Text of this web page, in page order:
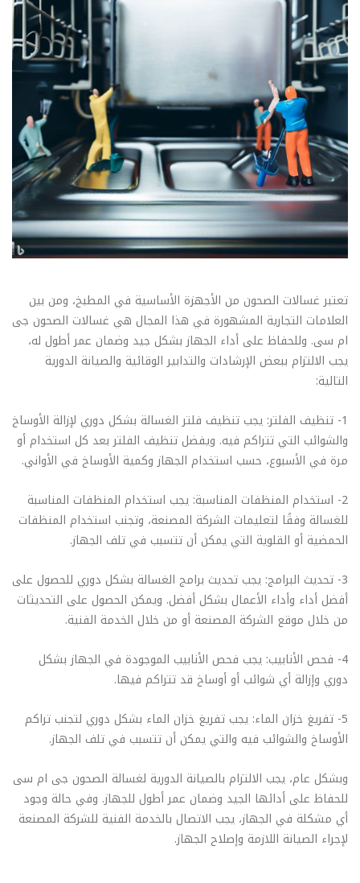
تعتبر غسالات الصحون من الأجهزة الأساسية في المطبخ، ومن بين
العلامات التجارية المشهورة في هذا المجال هي غسالات الصحون جى
ام سى. وللحفاظ على أداء الجهاز بشكل جيد وضمان عمر أطول له،
يجب الالتزام ببعض الإرشادات والتدابير الوقائية والصيانة الدورية
التالية:
1- تنظيف الفلتر: يجب تنظيف فلتر الغسالة بشكل دوري لإزالة الأوساخ
والشوائب التي تتراكم فيه. ويفضل تنظيف الفلتر بعد كل استخدام أو
مرة في الأسبوع، حسب استخدام الجهاز وكمية الأوساخ في الأواني.
2- استخدام المنظفات المناسبة: يجب استخدام المنظفات المناسبة
للغسالة وفقًا لتعليمات الشركة المصنعة، وتجنب استخدام المنظفات
الحمضية أو القلوية التي يمكن أن تتسبب في تلف الجهاز.
3- تحديث البرامج: يجب تحديث برامج الغسالة بشكل دوري للحصول على
أفضل أداء وأداء الأعمال بشكل أفضل. ويمكن الحصول على التحديثات
من خلال موقع الشركة المصنعة أو من خلال الخدمة الفنية.
4- فحص الأنابيب: يجب فحص الأنابيب الموجودة في الجهاز بشكل
دوري وإزالة أي شوائب أو أوساخ قد تتراكم فيها.
5- تفريغ خزان الماء: يجب تفريغ خزان الماء بشكل دوري لتجنب تراكم
الأوساخ والشوائب فيه والتي يمكن أن تتسبب في تلف الجهاز.
وبشكل عام، يجب الالتزام بالصيانة الدورية لغسالة الصحون جى ام سى
للحفاظ على أدائها الجيد وضمان عمر أطول للجهاز. وفي حالة وجود
أي مشكلة في الجهاز، يجب الاتصال بالخدمة الفنية للشركة المصنعة
لإجراء الصيانة اللازمة وإصلاح الجهاز.